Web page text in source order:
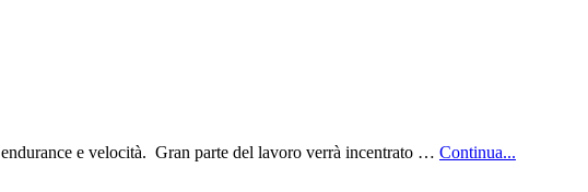
e velocità. Gran parte del lavoro verrà incentrato … Continua...